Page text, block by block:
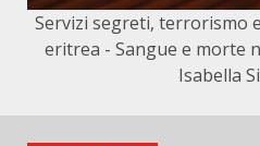
Servizi segreti, terrorismo
eritrea - Sangue e morte
Isabella